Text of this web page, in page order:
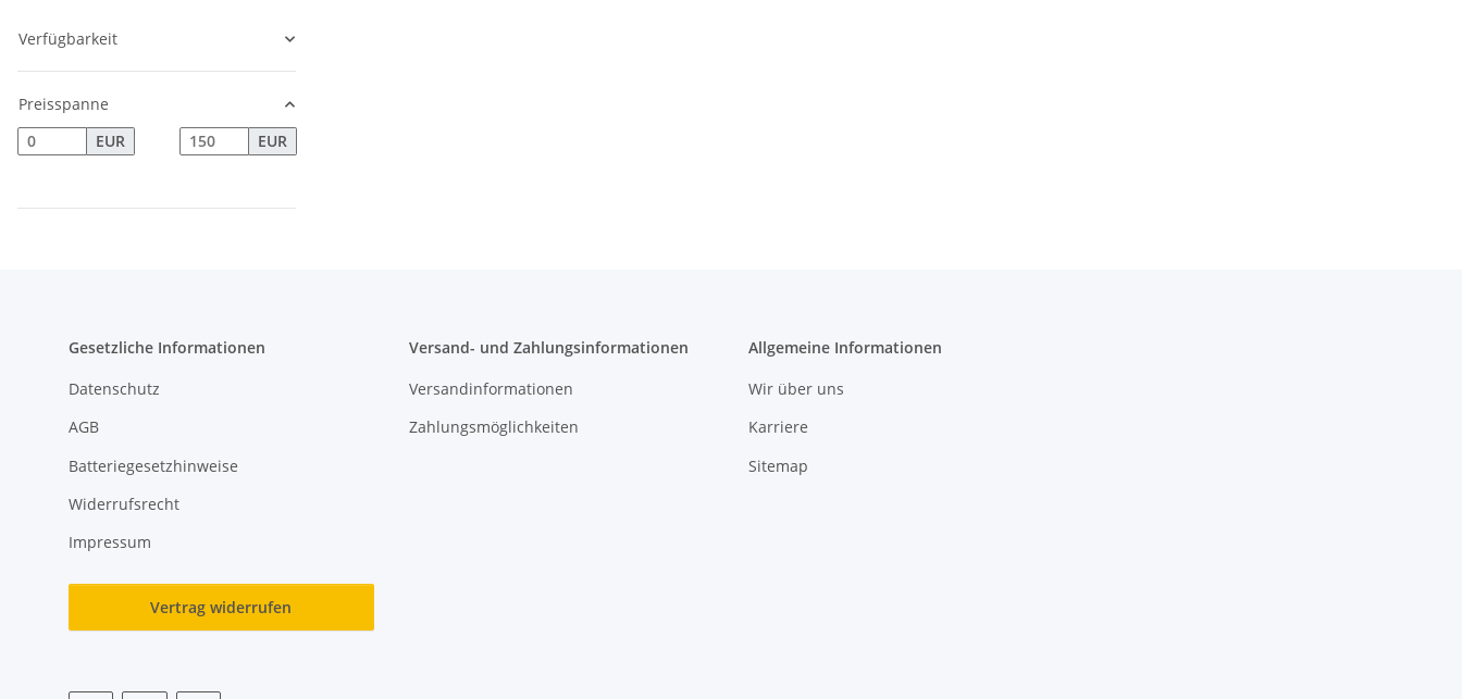
Verfügbarkeit
Preisspanne
EUR
EUR
Gesetzliche Informationen
Datenschutz
AGB
Batteriegesetzhinweise
Widerrufsrecht
Impressum
Vertrag widerrufen
Versand- und Zahlungsinformationen
Versandinformationen
Zahlungsmöglichkeiten
Allgemeine Informationen
Wir über uns
Karriere
Sitemap